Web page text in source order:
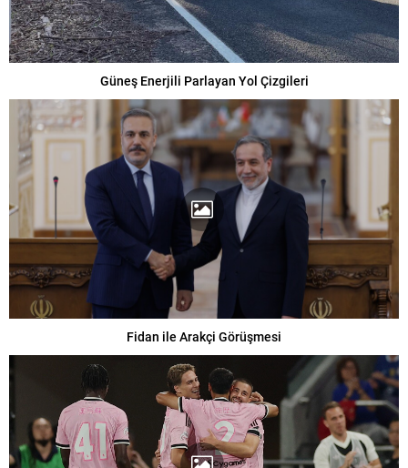
Güneş Enerjili Parlayan Yol Çizgileri
Fidan ile Arakçi Görüşmesi